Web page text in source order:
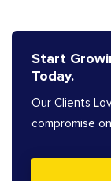
Start
Today.
Our Clients
compromise